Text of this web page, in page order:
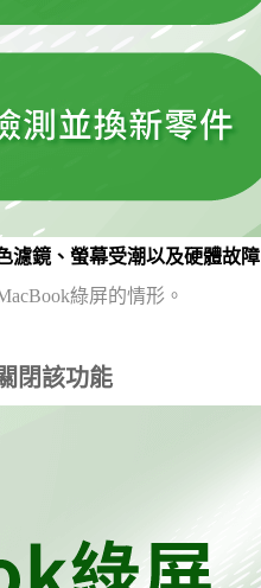
濾鏡、螢幕受潮以及硬體故障
綠屏的情形。
閉該功能